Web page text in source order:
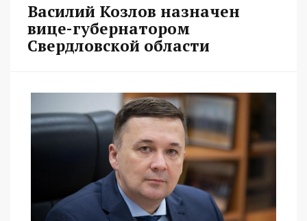
Василий Козлов назначен
вице-губернатором
Свердловской области